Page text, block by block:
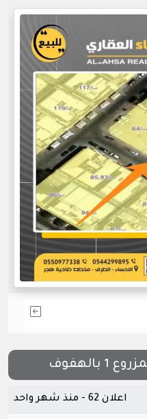
اعلان 62 - منذ شهر واحد